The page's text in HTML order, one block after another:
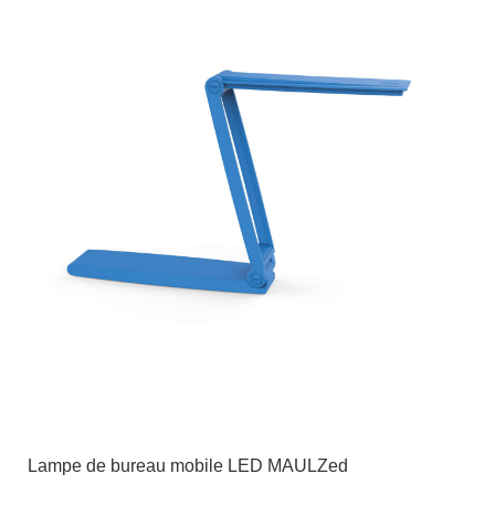
Lampe de bureau mobile LED MAULZed